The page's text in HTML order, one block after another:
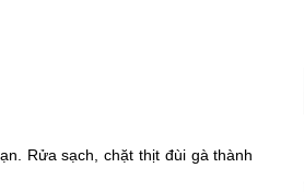
Rửa sạch, chặt thịt đùi gà thành